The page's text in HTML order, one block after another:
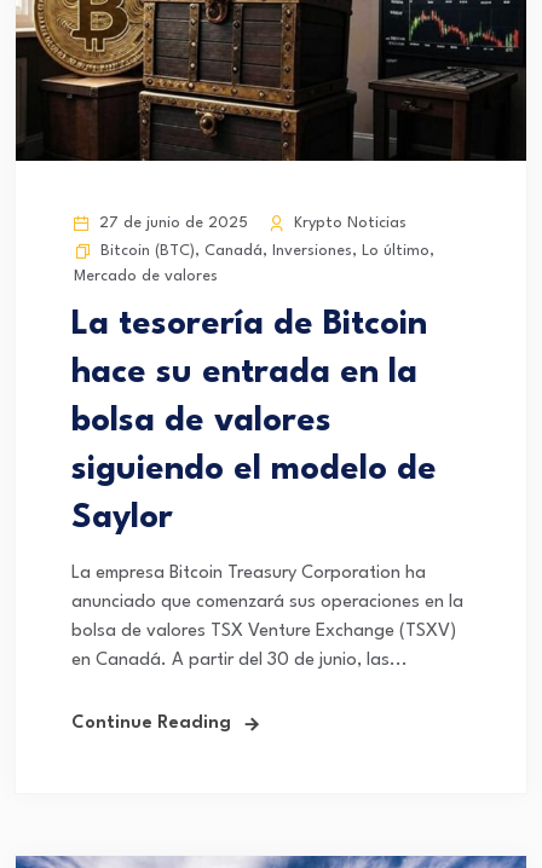
27 de junio de 2025
Krypto Noticias
Bitcoin (BTC), Canadá, Inversiones, Lo último,
Mercado de valores
La tesorería de Bitcoin
hace su entrada en la
bolsa de valores
siguiendo el modelo de
Saylor
La empresa Bitcoin Treasury Corporation ha
anunciado que comenzará sus operaciones en la
bolsa de valores TSX Venture Exchange (TSXV)
en Canadá. A partir del 30 de junio, las...
Continue Reading